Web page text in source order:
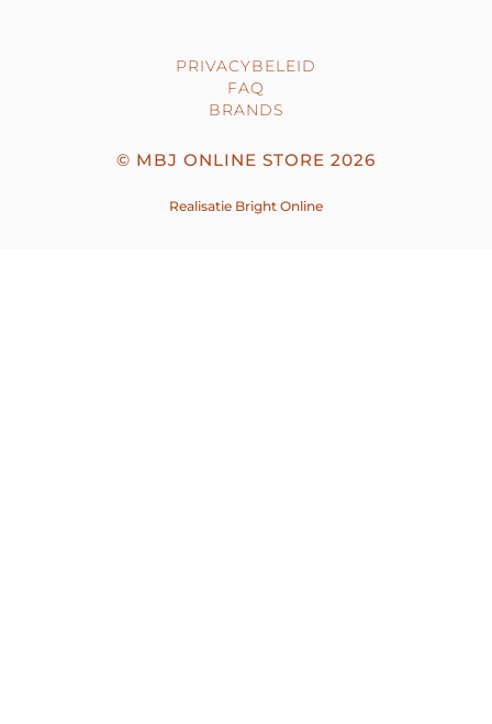
PRIVACYBELEID
FAQ
BRANDS
© MBJ ONLINE STORE 2026
Realisatie Bright Online